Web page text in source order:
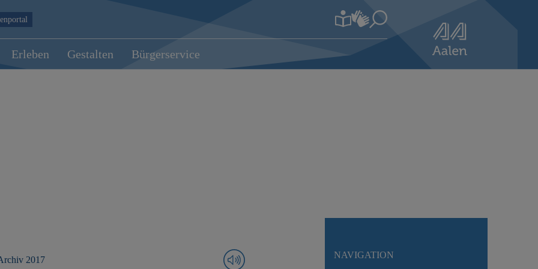
Erleben Gestalten Bürgerservice
2017 NAVIGATION